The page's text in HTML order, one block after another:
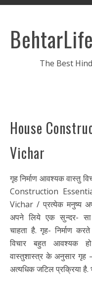
The Best
House
Vichar
गृह निर्माण आवश्यक वास्तु
Construction
Vichar / प्रत्येक मनुष्य
अपने लिये एक सुन्दर- सा
चाहता है. गृह- निर्माण
विचार बहुत आवश्यक
वास्तुशास्त्र के अनुसार गृह
अत्यधिक जटिल प्रक्रिया